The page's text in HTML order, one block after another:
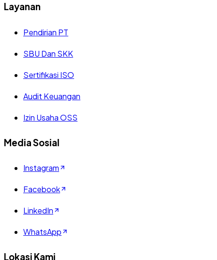
Layanan
Pendirian PT
SBU Dan SKK
Sertifikasi ISO
Audit Keuangan
Izin Usaha OSS
Media Sosial
Instagram
Facebook
LinkedIn
WhatsApp
Lokasi Kami